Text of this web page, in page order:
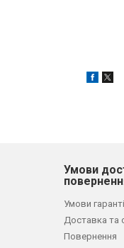
Умови
Умови
Доставка та
Повернення